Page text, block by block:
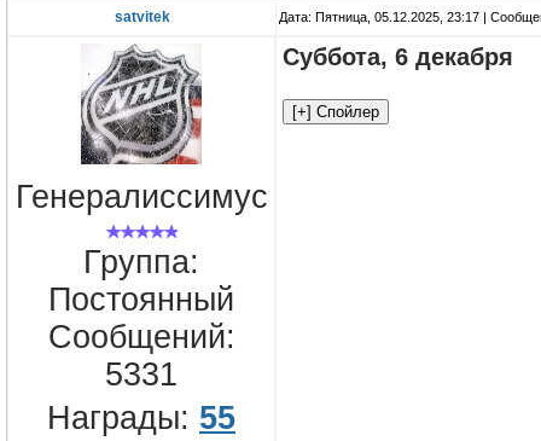
satvitek Дата: Пятница, 05.12.2025, 23:17 |
Генералиссимус
Группа:
Постоянный
Сообщений:
5331
Награды: 55
Суббота, 6 декабря